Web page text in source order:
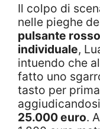
Il colpo di
nelle pieghe
pulsante
individuale,
intuendo che
fatto uno
tasto per
25.000 euro.